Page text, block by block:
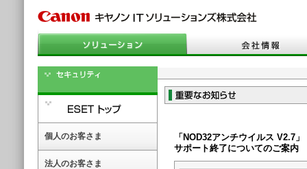
個人のお客さま
法人のお客さま
「NOD32アンチウイルス V2.7」
サポート終了についてのご案内